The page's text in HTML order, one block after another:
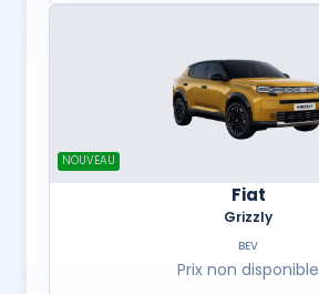
NOUVEAU
Fiat
Grizzly
BEV
Prix non disponible